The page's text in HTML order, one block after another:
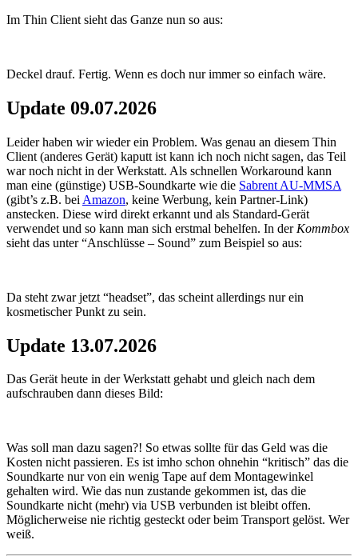
Im Thin Client sieht das Ganze nun so aus:
Deckel drauf. Fertig. Wenn es doch nur immer so einfach wäre.
Update 09.07.2026
Leider haben wir wieder ein Problem. Was genau an diesem Thin
Client (anderes Gerät) kaputt ist kann ich noch nicht sagen, das Teil
war noch nicht in der Werkstatt. Als schnellen Workaround kann
man eine (günstige) USB-Soundkarte wie die Sabrent AU-MMSA
(gibt’s z.B. bei Amazon, keine Werbung, kein Partner-Link)
anstecken. Diese wird direkt erkannt und als Standard-Gerät
verwendet und so kann man sich erstmal behelfen. In der Kommbox
sieht das unter “Anschlüsse – Sound” zum Beispiel so aus:
Da steht zwar jetzt “headset”, das scheint allerdings nur ein
kosmetischer Punkt zu sein.
Update 13.07.2026
Das Gerät heute in der Werkstatt gehabt und gleich nach dem
aufschrauben dann dieses Bild:
Was soll man dazu sagen?! So etwas sollte für das Geld was die
Kosten nicht passieren. Es ist imho schon ohnehin “kritisch” das die
Soundkarte nur von ein wenig Tape auf dem Montagewinkel
gehalten wird. Wie das nun zustande gekommen ist, das die
Soundkarte nicht (mehr) via USB verbunden ist bleibt offen.
Möglicherweise nie richtig gesteckt oder beim Transport gelöst. Wer
weiß.